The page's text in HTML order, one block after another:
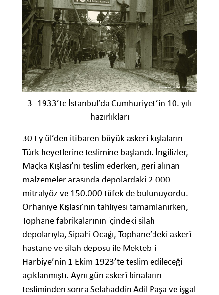
3- 1933’te İstanbul’da Cumhuriyet’in 10. yılı
hazırlıkları
30 Eylül’den itibaren büyük askerî kışlaların
Türk heyetlerine teslimine başlandı. İngilizler,
Maçka Kışlası’nı teslim ederken, geri alınan
malzemeler arasında depolardaki 2.000
mitralyöz ve 150.000 tüfek de bulunuyordu.
Orhaniye Kışlası’nın tahliyesi tamamlanırken,
Tophane fabrikalarının içindeki silah
depolarıyla, Sipahi Ocağı, Tophane’deki askerî
hastane ve silah deposu ile Mekteb-i
Harbiye’nin 1 Ekim 1923’te teslim edileceği
açıklanmıştı. Aynı gün askerî binaların
tesliminden sonra Selahaddin Adil Paşa ve işgal